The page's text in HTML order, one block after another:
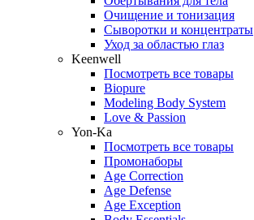
Очищение и тонизация
Сыворотки и концентраты
Уход за областью глаз
Keenwell
Посмотреть все товары
Biopure
Modeling Body System
Love & Passion
Yon-Ka
Посмотреть все товары
Промонаборы
Age Correction
Age Defense
Age Exception